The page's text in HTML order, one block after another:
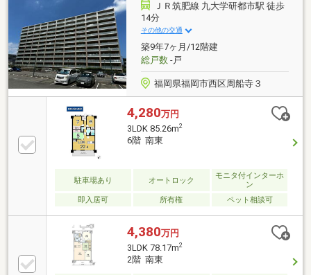
ＪＲ筑肥線 九大学研都市駅 徒歩
14分
その他の交通
築9年7ヶ月/12階建
総戸数-戸
福岡県福岡市西区周船寺３
4,280万円
3LDK 85.26m2
6階 南東
駐車場あり オートロック
モニタ付インターホ
ン
即入居可
所有権 ペット相談可
4,380万円
3LDK 78.17m2
2階 南東